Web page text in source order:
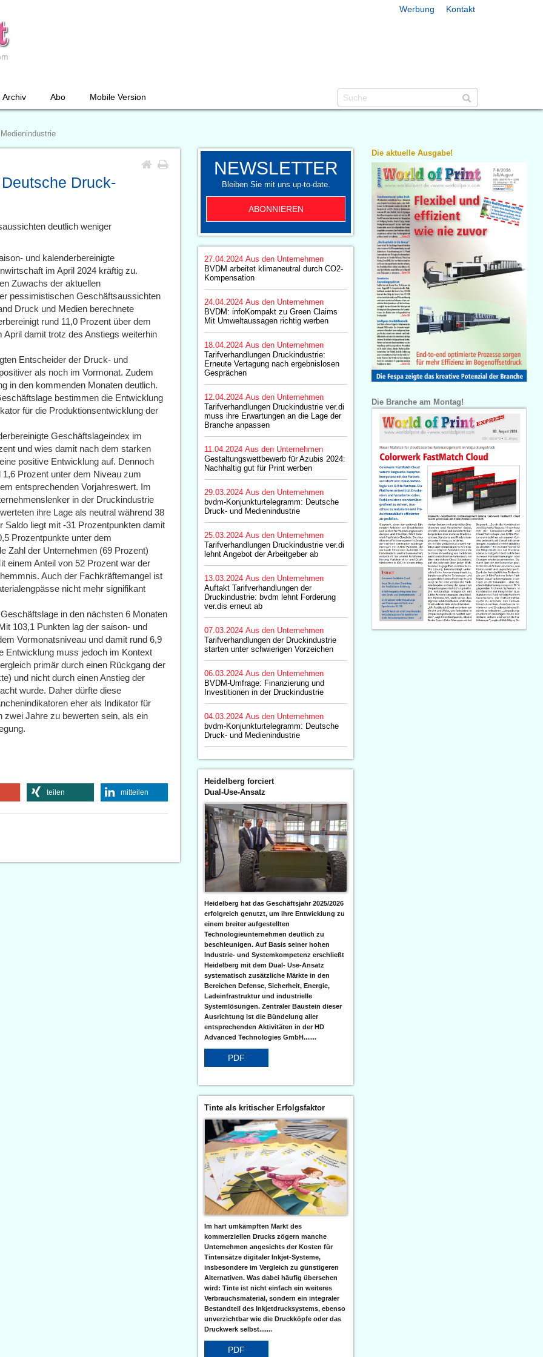
Werbung Kontakt
Archiv Abo Mobile Version
Druck-
deutlich weniger
und kalenderbereinigte
im April 2024 kräftig zu.
Zuwachs der aktuellen
pessimistischen Geschäftsaussichten
Druck und Medien berechnete
rund 11,0 Prozent über dem
damit trotz des Anstiegs weiterhin
Entscheider der Druck- und
als noch im Vormonat. Zudem
in den kommenden Monaten deutlich.
bestimmen die Entwicklung
für die Produktionsentwicklung der
Geschäftslageindex im
und wies damit nach dem starken
positive Entwicklung auf. Dennoch
Prozent unter dem Niveau zum
entsprechenden Vorjahreswert. Im
in der Druckindustrie
ihre Lage als neutral während 38
Saldo liegt mit -31 Prozentpunkten damit
Prozentpunkte unter dem
Zahl der Unternehmen (69 Prozent)
einem Anteil von 52 Prozent war der
Auch der Fachkräftemangel ist
nicht mehr signifikant
in den nächsten 6 Monaten
103,1 Punkten lag der saison- und
Vormonatsniveau und damit rund 6,9
Entwicklung muss jedoch im Kontext
primär durch einen Rückgang der
und nicht durch einen Anstieg der
wurde. Daher dürfte diese
eher als Indikator für
zwei Jahre zu bewerten sein, als ein
teilen mitteilen
NEWSLETTER
Bleiben Sie mit uns up-to-date.
ABONNIEREN
27.04.2024 Aus den Unternehmen
BVDM arbeitet klimaneutral durch CO2-
Kompensation
24.04.2024 Aus den Unternehmen
BVDM: infoKompakt zu Green Claims
Mit Umweltaussagen richtig werben
18.04.2024 Aus den Unternehmen
Tarifverhandlungen Druckindustrie:
Erneute Vertagung nach ergebnislosen
Gesprächen
12.04.2024 Aus den Unternehmen
Tarifverhandlungen Druckindustrie ver.di
muss ihre Erwartungen an die Lage der
Branche anpassen
11.04.2024 Aus den Unternehmen
Gestaltungswettbewerb für Azubis 2024:
Nachhaltig gut für Print werben
29.03.2024 Aus den Unternehmen
bvdm-Konjunkturtelegramm: Deutsche
Druck- und Medienindustrie
25.03.2024 Aus den Unternehmen
Tarifverhandlungen Druckindustrie ver.di
lehnt Angebot der Arbeitgeber ab
13.03.2024 Aus den Unternehmen
Auftakt Tarifverhandlungen der
Druckindustrie: bvdm lehnt Forderung
ver.dis erneut ab
07.03.2024 Aus den Unternehmen
Tarifverhandlungen der Druckindustrie
starten unter schwierigen Vorzeichen
06.03.2024 Aus den Unternehmen
BVDM-Umfrage: Finanzierung und
Investitionen in der Druckindustrie
04.03.2024 Aus den Unternehmen
bvdm-Konjunkturtelegramm: Deutsche
Druck- und Medienindustrie
Heidelberg forciert
Dual-Use-Ansatz
Heidelberg hat das Geschäftsjahr 2025/2026
erfolgreich genutzt, um ihre Entwicklung zu
einem breiter aufgestellten
Technologieunternehmen deutlich zu
beschleunigen. Auf Basis seiner hohen
Industrie- und Systemkompetenz erschließt
Heidelberg mit dem Dual- Use-Ansatz
systematisch zusätzliche Märkte in den
Bereichen Defense, Sicherheit, Energie,
Ladeinfrastruktur und industrielle
Systemlösungen. Zentraler Baustein dieser
Ausrichtung ist die Bündelung aller
entsprechenden Aktivitäten in der HD
Advanced Technologies GmbH.......
PDF
Tinte als kritischer Erfolgsfaktor
Im hart umkämpften Markt des
kommerziellen Drucks zögern manche
Unternehmen angesichts der Kosten für
Tintensätze digitaler Inkjet-Systeme,
insbesondere im Vergleich zu günstigeren
Alternativen. Was dabei häufig übersehen
wird: Tinte ist nicht einfach ein weiteres
Verbrauchsmaterial, sondern ein integraler
Bestandteil des Inkjetdrucksystems, ebenso
unverzichtbar wie die Druckköpfe oder das
Druckwerk selbst.......
PDF
Die aktuelle Ausgabe!
Die Branche am Montag!